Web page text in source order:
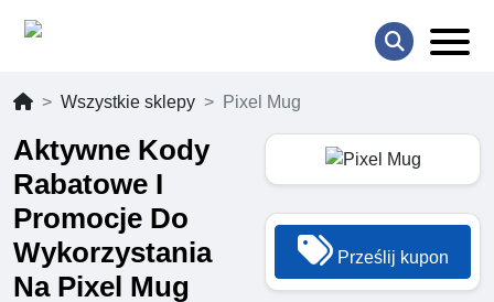
Wszystkie sklepy Pixel Mug
Aktywne Kody
Rabatowe I
Promocje Do
Wykorzystania
Na Pixel Mug
Prześlij kupon